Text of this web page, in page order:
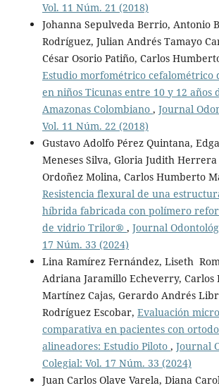
Vol. 11 Núm. 21 (2018)
Johanna Sepulveda Berrio, Antonio
Rodríguez, Julian Andrés Tamayo
César Osorio Patiño, Carlos
Estudio morfométrico cefalométrico
en niños Ticunas entre 10 y 12 años
Amazonas Colombiano , Journal
Vol. 11 Núm. 22 (2018)
Gustavo Adolfo Pérez Quintana,
Meneses Silva, Gloria Judith
Ordoñez Molina, Carlos Humberto
Resistencia flexural de una
híbrida fabricada con polímero
de vidrio Trilor® , Journal
17 Núm. 33 (2024)
Lina Ramírez Fernández, Liseth
Adriana Jaramillo Echeverry, Carlos
Martínez Cajas, Gerardo Andrés
Rodríguez Escobar, Evaluación
comparativa en pacientes con
alineadores: Estudio Piloto , Journal
Colegial: Vol. 17 Núm. 33 (2024)
Juan Carlos Olave Varela, Diana